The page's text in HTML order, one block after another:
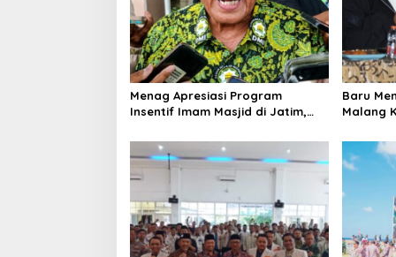
t
i
o
n
Menag Apresiasi Program
Insentif Imam Masjid di Jatim,
Baru
Malang